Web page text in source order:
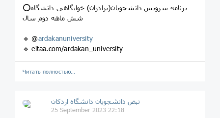
⭕️برنامه سرویس دانشجویان(برادران) خوابگاهی دانشگاه
شش ماهه دوم سال
🔹 @ardakanuniversity
🔹 eitaa.com/ardakan_university
Читать полностью…
نبض دانشجویان دانشگاه اردکان
25 September 2023 22:18